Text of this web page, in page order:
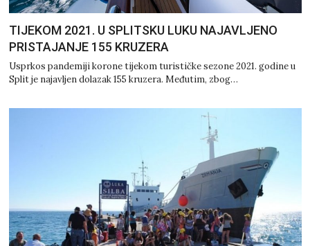
TIJEKOM 2021. U SPLITSKU LUKU NAJAVLJENO
PRISTAJANJE 155 KRUZERA
Usprkos pandemiji korone tijekom turističke sezone 2021. godine u
Split je najavljen dolazak 155 kruzera. Međutim, zbog…